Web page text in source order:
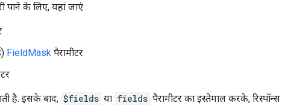
पाने के लिए, यहां जाएं:
FieldMask पैरामीटर
है. इसके बाद, $fields या fields पैरामीटर का इस्तेमाल करके, रिस्पॉन्स